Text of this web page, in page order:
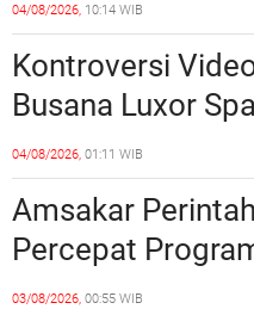
Sinergi dengan
Batam
04/08/2026, 10:14 WIB
Kontroversi
Busana Luxor
Barelang Usut
Unsur
04/08/2026, 01:11 WIB
Amsakar
Percepat
Prioritas,
03/08/2026, 00:55 WIB